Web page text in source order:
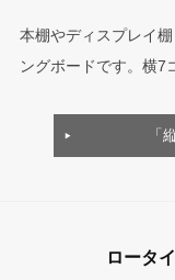
本棚やディスプレイ
ングボードです。横7
「
ロータ